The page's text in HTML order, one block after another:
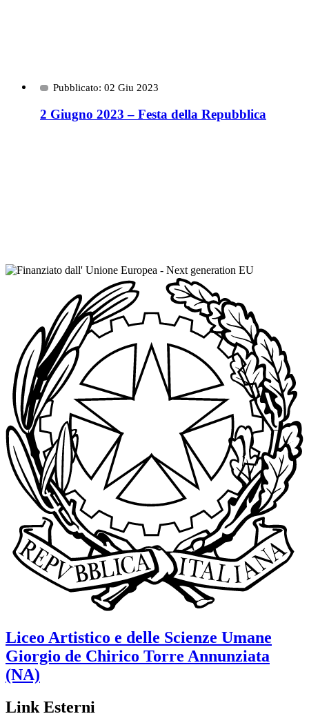
Pubblicato: 02 Giu 2023
2 Giugno 2023 – Festa della Repubblica
Liceo Artistico e delle Scienze Umane
Giorgio de Chirico Torre Annunziata
(NA)
Link Esterni